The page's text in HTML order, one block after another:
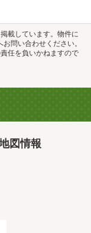
載しています。物件に
問い合わせください。
任を負いかねますので
図情報